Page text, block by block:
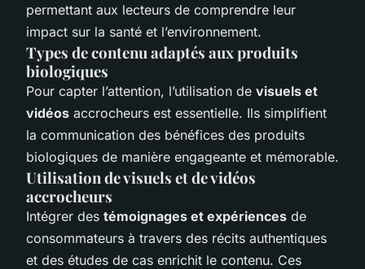
permettant aux lecteurs de comprendre leur
impact sur la santé et l’environnement.
Types de contenu adaptés aux produits
biologiques
Pour capter l’attention, l’utilisation de visuels et
vidéos accrocheurs est essentielle. Ils simplifient
la communication des bénéfices des produits
biologiques de manière engageante et mémorable.
Utilisation de visuels et de vidéos
accrocheurs
Intégrer des témoignages et expériences de
consommateurs à travers des récits authentiques
et des études de cas enrichit le contenu. Ces